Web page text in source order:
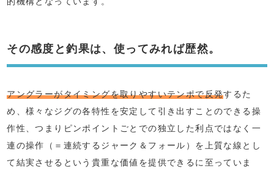
その感度と釣果は、使ってみれば歴然。
アングラーがタイミングを取りやすいテンポで反発するた
め、様々なジグの各特性を安定して引き出すことのできる操
作性、つまりピンポイントごとでの独立した利点ではなく一
連の操作（＝連続するジャーク＆フォール）を上質な線とし
て結実させるという貴重な価値を提供できるに至っていま